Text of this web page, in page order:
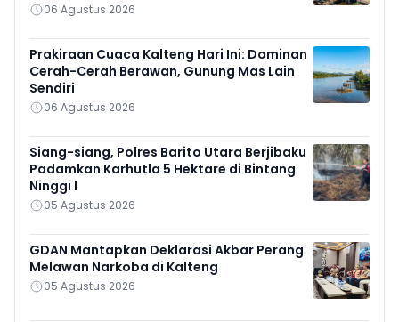
06 Agustus 2026
Prakiraan Cuaca Kalteng Hari Ini: Dominan
Cerah-Cerah Berawan, Gunung Mas Lain
Sendiri
06 Agustus 2026
Siang-siang, Polres Barito Utara Berjibaku
Padamkan Karhutla 5 Hektare di Bintang
Ninggi I
05 Agustus 2026
GDAN Mantapkan Deklarasi Akbar Perang
Melawan Narkoba di Kalteng
05 Agustus 2026